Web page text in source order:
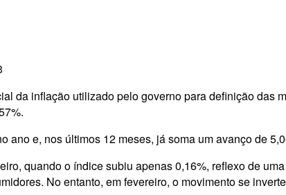
da inflação utilizado pelo governo para definição das
e, nos últimos 12 meses, já soma um avanço de
quando o índice subiu apenas 0,16%, reflexo de
No entanto, em fevereiro, o movimento se